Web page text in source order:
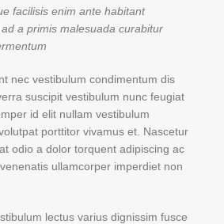
facilisis enim ante habitant
a primis malesuada curabitur
nec vestibulum condimentum dis
suscipit vestibulum nunc feugiat
id elit nullam vestibulum
porttitor vivamus et. Nascetur
odio a dolor torquent adipiscing ac
ullamcorper imperdiet non
lectus varius dignissim fusce